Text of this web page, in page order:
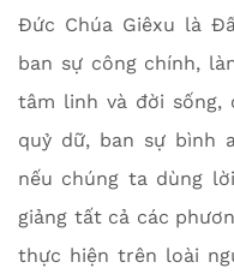
Đức Chúa Giêxu là
ban sự công chính,
tâm linh và đời
quỷ dữ, ban sự bình
nếu chúng ta dùng
giảng tất cả các
thực hiện trên loài